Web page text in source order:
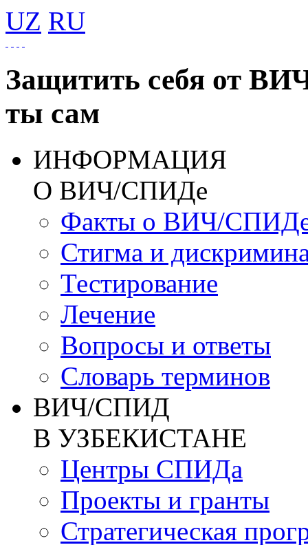
UZ RU
Защитить себя от
ты сам
ИНФОРМАЦИЯ
О ВИЧ/СПИДе
Факты о ВИЧ/
Стигма и
Тестирование
Лечение
Вопросы и ответы
Словарь терминов
ВИЧ/СПИД
В УЗБЕКИСТАНЕ
Центры СПИДа
Проекты и гранты
Стратегическая